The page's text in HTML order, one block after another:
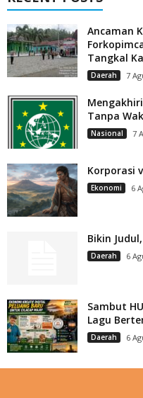
Ancaman
Tangkal
Daerah 7
Mengakhiri
Tanpa
Nasional 7
Korporasi
Ekonomi 6
Bikin
Daerah 6
Sambut
Lagu
Daerah 6